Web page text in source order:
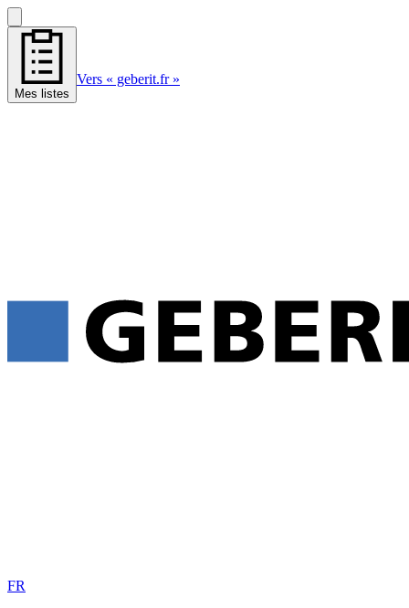
Mes listes
Vers « geberit.fr »
FR